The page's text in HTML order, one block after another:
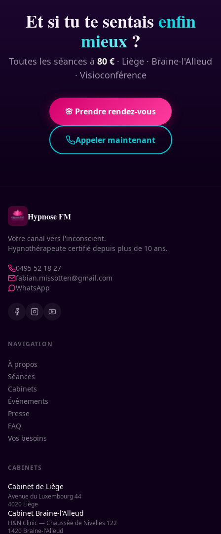
Et si tu te sentais enfin
mieux?
Toutes les séances à 80 € · Liège · Braine-l'Alleud
· Visioconférence
🌸 Prendre rendez-vous
Appeler maintenant
Hypnose FM
Votre canal vers l'inconscient.
Hypnothérapeute certifié depuis plus de 10 ans.
0495 52 18 27
fabian.missotten@gmail.com
WhatsApp
NAVIGATION
À propos
Séances
Cabinets
Événements
Presse
FAQ
Vos besoins
CABINETS
Cabinet de Liège
Avenue du Luxembourg 44
4020 Liège
Cabinet Braine-l'Alleud
H&N Clinic — Chaussée de Nivelles 122
1420 Braine-l'Alleud